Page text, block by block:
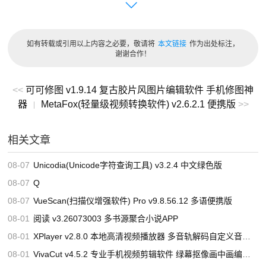
1、超大容量存储：提供免费大容量空间，会员可享更高容
源。
3、智能相册备份：支持手机相册自动备份，原画质保存，
有效释放设备存储空间，数据永不丢失。
4、私密保险箱：提供专属隐私空间，双重加密保护私密文
件、重要资料，安全更放心。
5、全能文件管理：支持文件复制、移动、重命名、收藏、
回收站、分类查看等完整管理功能。
如有转载或引用以上内容之必要，敬请将 本文链接 作为出处标注，
谢谢合作！
<< 可可修图 v1.9.14 复古胶片风图片编辑软件 手机修图神
器
| MetaFox(轻量级视频转换软件) v2.6.2.1 便携版 >>
相关文章
08-07 Unicodia(Unicode字符查询工具) v3.2.4 中文绿色版
08-07 Q
08-07 VueScan(扫描仪增强软件) Pro v9.8.56.12 多语便携版
08-01
阅读 v3.26073003 多书源聚合小说APP
08-01 XPlayer v2.8.0 本地高清视频播放器 多音轨解码自定义音效调节软件
08-01 VivaCut v4.5.2 专业手机视频剪辑软件 绿幕抠像画中画编辑工具